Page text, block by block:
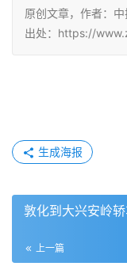
原创文章，作者：
出处：https://
生成海报
敦化到大兴安岭轿
上一篇